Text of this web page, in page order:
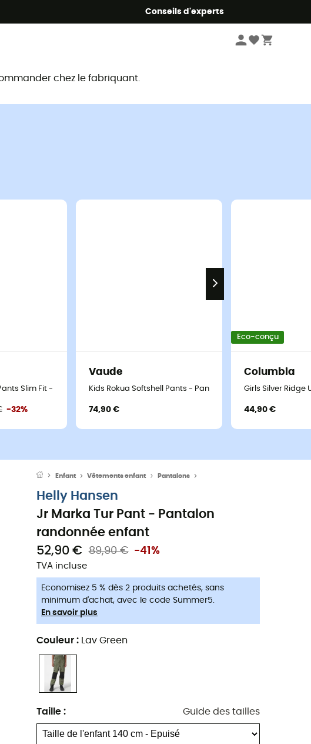
Conseils d'experts
chez le fabriquant.
Slim Fit - Pantalon randonnée enfant
-32%
Vaude
Kids Rokua Softshell Pants - Pantalon randonnée enfant
74,90 €
Eco-conçu
Columbia
Girls Silver
44,90 €
Enfant Vêtements enfant Pantalons
Helly Hansen
Jr Marka Tur Pant - Pantalon
randonnée enfant
52,90 €
89,90 € -41%
TVA incluse
Economisez 5 % dès 2 produits achetés, sans
minimum d'achat, avec le code Summer5.
En savoir plus
Couleur : Lav Green
Taille : Guide des tailles